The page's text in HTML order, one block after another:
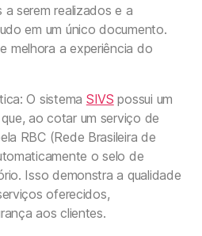
serem realizados e a
em um único documento.
melhora a experiência do
O sistema SIVS possui um
ao cotar um serviço de
RBC (Rede Brasileira de
o selo de
Isso demonstra a qualidade
oferecidos,
aos clientes.